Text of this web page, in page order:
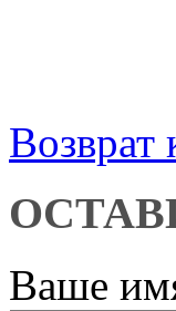
Возврат
Ваше